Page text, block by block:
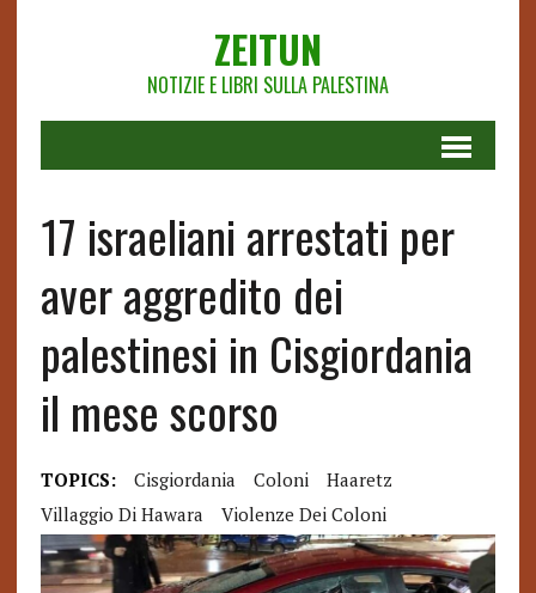
ZEITUN
NOTIZIE E LIBRI SULLA PALESTINA
17 israeliani arrestati per
aver aggredito dei
palestinesi in Cisgiordania
il mese scorso
TOPICS: Cisgiordania Coloni
Haaretz
Villaggio Di Hawara
Violenze Dei Coloni